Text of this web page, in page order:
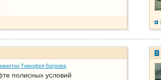
Тимофея Бегрова
полисных условий